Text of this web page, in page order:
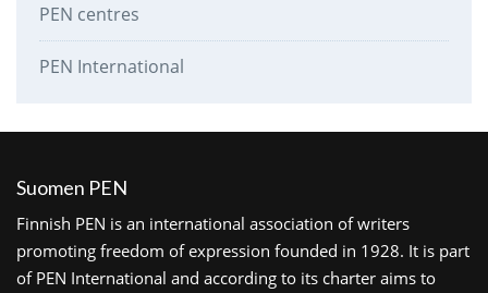
PEN centres
PEN International
Suomen PEN
Finnish PEN is an international association of writers
promoting freedom of expression founded in 1928. It is part
of PEN International and according to its charter aims to